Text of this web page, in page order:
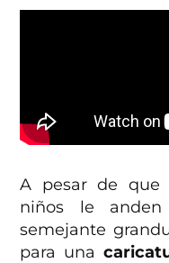
A pesar de que
niños le
semejante
para una